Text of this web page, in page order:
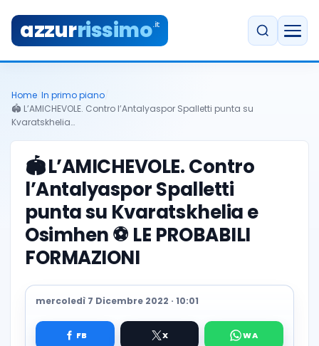
azzurrissimo.it
Home In primo piano
🏟️ L’AMICHEVOLE. Contro l’Antalyaspor Spalletti punta su
Kvaratskhelia…
🏟️L’AMICHEVOLE. Contro
l’Antalyaspor Spalletti
punta su Kvaratskhelia e
Osimhen ⚽️ LE PROBABILI
FORMAZIONI
mercoledì 7 Dicembre 2022 · 10:01